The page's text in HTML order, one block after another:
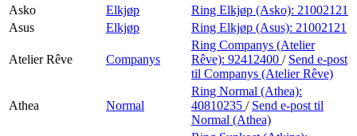
Asko
Elkjøp Ring Elkjøp (Asko): 21002121
Asus
Elkjøp Ring Elkjøp (Asus): 21002121
Atelier Rêve Companys
Ring Companys (Atelier
Rêve): 92412400 / Send e-post
til Companys (Atelier Rêve)
Athea Normal
Ring Normal (Athea):
40810235 / Send e-post til
Normal (Athea)